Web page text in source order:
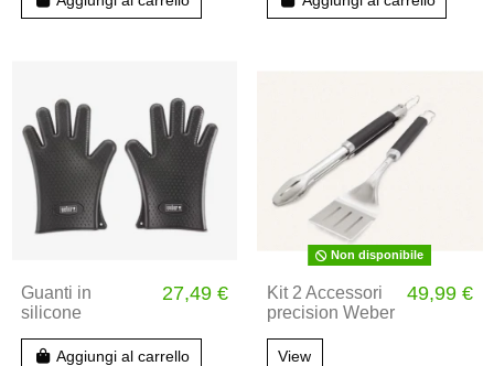
Guanti in
silicone
27,49 €
Aggiungi al carrello
Non disponibile
Kit 2 Accessori
precision Weber
49,99 €
View